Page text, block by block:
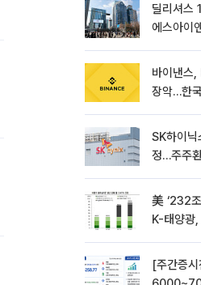
딜리셔스
에스아이
바이낸스
장악…한
SK하이
정…주주
美 ‘232
K-태양광
[주간증